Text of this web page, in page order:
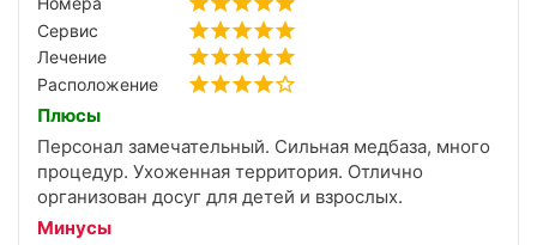
щедрые, голодными из столовой не уходили ни
разу.
В номере чистота идеальная: влажная уборка
каждый день, бельё и полотенца меняли раз в
неделю, всё белоснежное и свежее.
Спасибо всему коллективу за такой заботливый и
эффективный отдых!
Сервис
Лечение
Расположение
Плюсы
Персонал замечательный. Сильная медбаза, много
процедур. Ухоженная территория. Отлично
организован досуг для детей и взрослых.
Минусы